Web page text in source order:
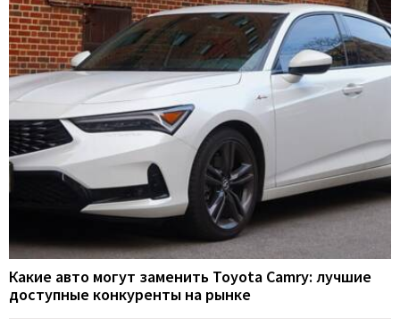
Какие авто могут заменить Toyota Camry: лучшие
доступные конкуренты на рынке